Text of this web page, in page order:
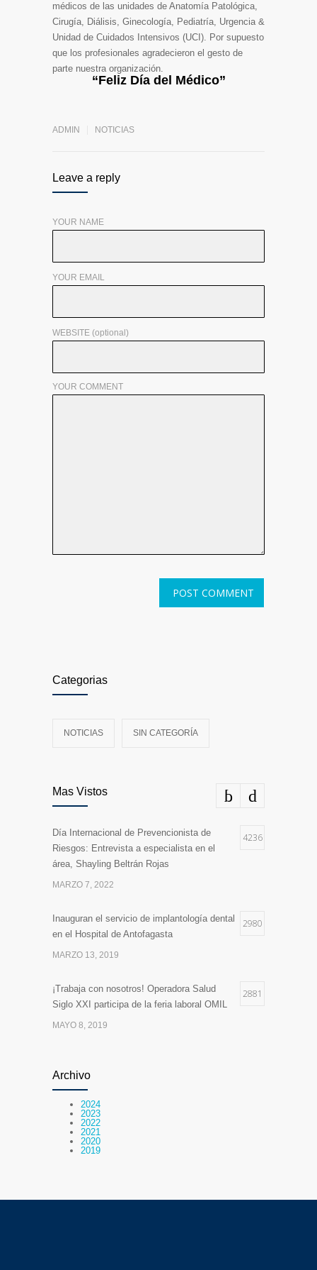
médicos de las unidades de Anatomía Patológica,
Cirugía, Diálisis, Ginecología, Pediatría, Urgencia &
Unidad de Cuidados Intensivos (UCI). Por supuesto
que los profesionales agradecieron el gesto de
parte nuestra organización.
“Feliz Día del Médico”
ADMIN NOTICIAS
Leave a reply
YOUR NAME
YOUR EMAIL
WEBSITE (optional)
YOUR COMMENT
Categorias
NOTICIAS SIN CATEGORÍA
Mas Vistos
Día Internacional de Prevencionista de
Riesgos: Entrevista a especialista en el
área, Shayling Beltrán Rojas
4236
MARZO 7, 2022
Inauguran el servicio de implantología dental
en el Hospital de Antofagasta
2980
MARZO 13, 2019
¡Trabaja con nosotros! Operadora Salud
Siglo XXI participa de la feria laboral OMIL
2881
MAYO 8, 2019
la Comunicación del Hospital
Comienzan las clases en la «escuelita» del
Hospital de Antofagasta
Archivo
2024
2023
2022
2021
2020
2019